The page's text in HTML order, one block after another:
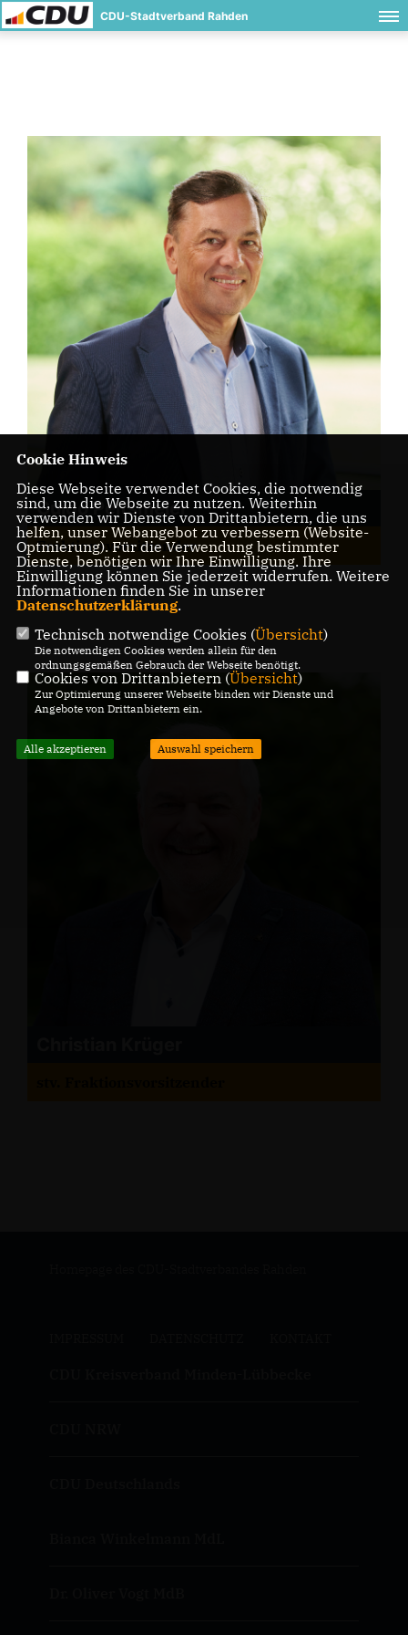
CDU-Stadtverband Rahden
Guido Peitsmeier
Fraktionsvorsitzender
Cookie Hinweis
Diese Webseite verwendet Cookies, die notwendig
sind, um die Webseite zu nutzen. Weiterhin
verwenden wir Dienste von Drittanbietern, die uns
helfen, unser Webangebot zu verbessern (Website-
Optmierung). Für die Verwendung bestimmter
Dienste, benötigen wir Ihre Einwilligung. Ihre
Einwilligung können Sie jederzeit widerrufen. Weitere
Informationen finden Sie in unserer
Datenschutzerklärung.
Technisch notwendige Cookies (Übersicht)
Die notwendigen Cookies werden allein für den
ordnungsgemäßen Gebrauch der Webseite benötigt.
Cookies von Drittanbietern (Übersicht)
Zur Optimierung unserer Webseite binden wir Dienste und
Angebote von Drittanbietern ein.
Alle akzeptieren Auswahl speichern